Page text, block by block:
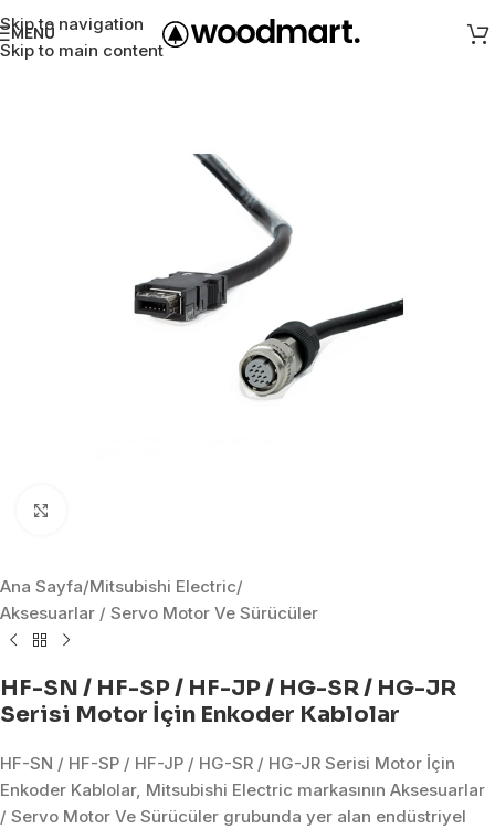
Skip to navigation
Skip to main content
MENÜ
Ana Sayfa/Mitsubishi Electric/
Aksesuarlar / Servo Motor Ve Sürücüler
HF-SN / HF-SP / HF-JP / HG-SR / HG-JR
Serisi Motor İçin Enkoder Kablolar
HF-SN / HF-SP / HF-JP / HG-SR / HG-JR Serisi Motor İçin
Enkoder Kablolar, Mitsubishi Electric markasının Aksesuarlar
/ Servo Motor Ve Sürücüler grubunda yer alan endüstriyel